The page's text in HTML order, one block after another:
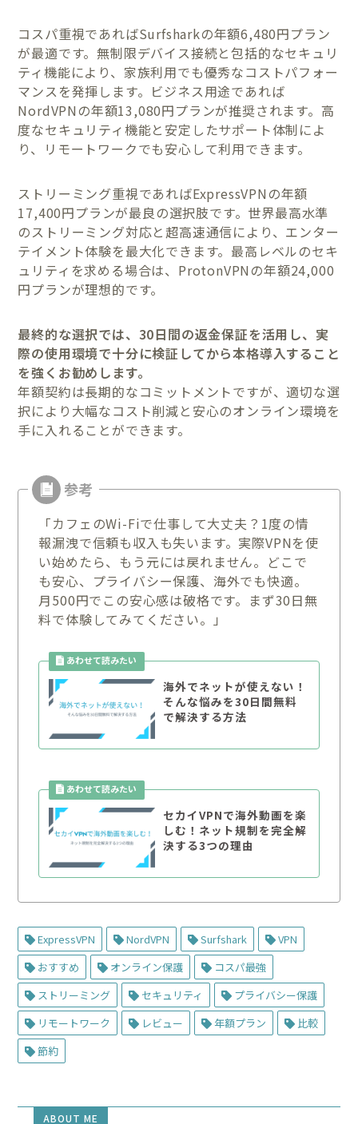
コスパ重視であればSurfsharkの年額6,480円プラン
が最適です。無制限デバイス接続と包括的なセキュリ
ティ機能により、家族利用でも優秀なコストパフォー
マンスを発揮します。ビジネス用途であれば
NordVPNの年額13,080円プランが推奨されます。高
度なセキュリティ機能と安定したサポート体制によ
り、リモートワークでも安心して利用できます。
ストリーミング重視であればExpressVPNの年額
17,400円プランが最良の選択肢です。世界最高水準
のストリーミング対応と超高速通信により、エンター
テイメント体験を最大化できます。最高レベルのセキ
ュリティを求める場合は、ProtonVPNの年額24,000
円プランが理想的です。
最終的な選択では、30日間の返金保証を活用し、実
際の使用環境で十分に検証してから本格導入すること
を強くお勧めします。
年額契約は長期的なコミットメントですが、適切な選
択により大幅なコスト削減と安心のオンライン環境を
手に入れることができます。
「カフェのWi-Fiで仕事して大丈夫？1度の情
報漏洩で信頼も収入も失います。実際VPNを使
い始めたら、もう元には戻れません。どこで
も安心、プライバシー保護、海外でも快適。
月500円でこの安心感は破格です。まず30日無
料で体験してみてください。」
海外でネットが使えない！
そんな悩みを30日間無料
で解決する方法
セカイVPNで海外動画を楽
しむ！ネット規制を完全解
決する3つの理由
ExpressVPN NordVPN Surfshark
VPN
おすすめ
オンライン保護
コスパ最強
ストリーミング
セキュリティ
プライバシー保護
リモートワーク
レビュー 年額プラン
比較
節約
ABOUT ME